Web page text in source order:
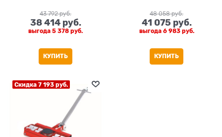
43 792 руб.
38 414 руб.
выгода 5 378 руб.
КУПИТЬ
48 058 руб.
41 075 руб.
выгода 6 983 руб.
КУПИТЬ
Скидка 7 193 руб.